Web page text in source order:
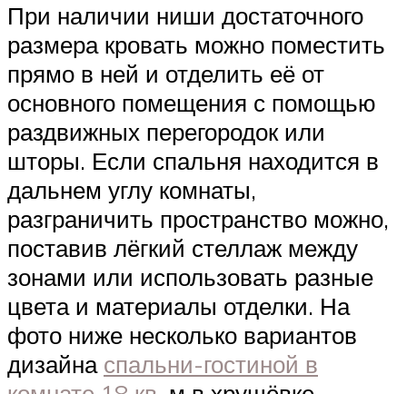
При наличии ниши достаточного
размера кровать можно поместить
прямо в ней и отделить её от
основного помещения с помощью
раздвижных перегородок или
шторы. Если спальня находится в
дальнем углу комнаты,
разграничить пространство можно,
поставив лёгкий стеллаж между
зонами или использовать разные
цвета и материалы отделки. На
фото ниже несколько вариантов
дизайна спальни-гостиной в